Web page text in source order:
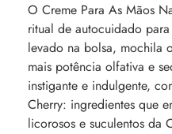
O Creme Para As Mãos
ritual de autocuidado
levado na bolsa, mochila
mais potência olfativa e
instigante e indulgente,
Cherry: ingredientes que
licorosos e suculentos da